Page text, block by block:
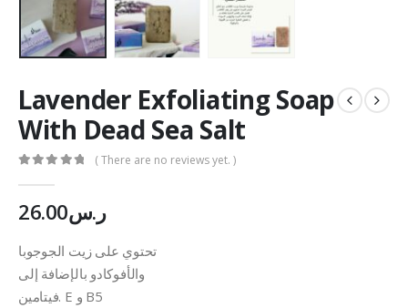
Lavender Exfoliating Soap
With Dead Sea Salt
( There are no reviews yet. )
ر.س26.00
تحتوي على زيت الجوجوبا
والأفوكادو بالإضافة إلى
فيتامين. E و B5